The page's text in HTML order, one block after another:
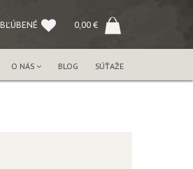
0,00 €
O NÁS BLOG SÚŤAŽE